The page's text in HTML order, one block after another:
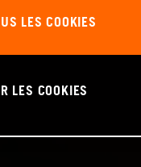
LES COOKIES
LES COOKIES